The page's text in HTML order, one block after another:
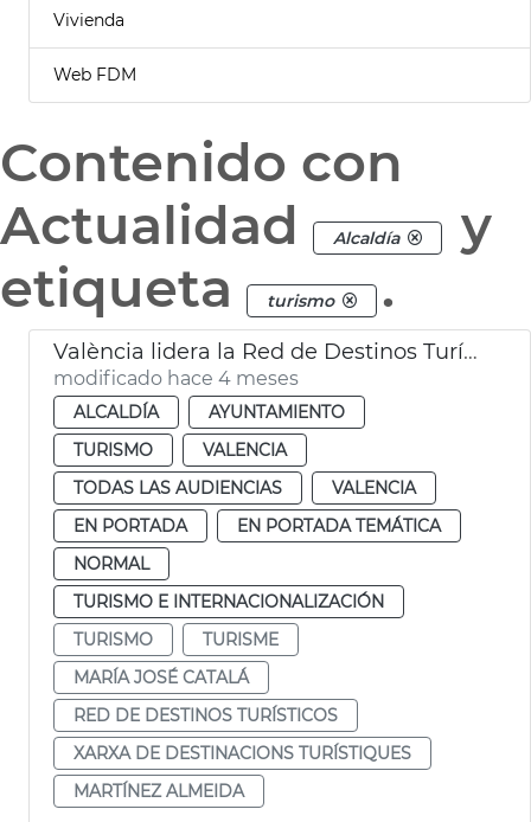
Vivienda
Web FDM
Contenido con
Actualidad
Alcaldía
y
etiqueta
turismo .
València lidera la Red de Destinos Turísticos Urbanos
modificado hace 4 meses
ALCALDÍA
AYUNTAMIENTO
TURISMO
VALENCIA
TODAS LAS AUDIENCIAS
VALENCIA
EN PORTADA
EN PORTADA TEMÁTICA
NORMAL
TURISMO E INTERNACIONALIZACIÓN
TURISMO
TURISME
MARÍA JOSÉ CATALÁ
RED DE DESTINOS TURÍSTICOS
XARXA DE DESTINACIONS TURÍSTIQUES
MARTÍNEZ ALMEIDA